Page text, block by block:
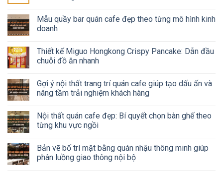
Mẫu quầy bar quán cafe đẹp theo từng mô hình kinh
doanh
Thiết kế Miguo Hongkong Crispy Pancake: Dẫn đầu
chuỗi đồ ăn nhanh
Gợi ý nội thất trang trí quán cafe giúp tạo dấu ấn và
nâng tầm trải nghiệm khách hàng
Nội thất quán cafe đẹp: Bí quyết chọn bàn ghế theo
từng khu vực ngồi
Bản vẽ bố trí mặt bằng quán nhậu thông minh giúp
phân luồng giao thông nội bộ